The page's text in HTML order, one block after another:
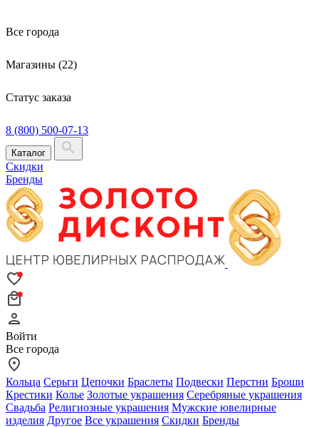
Все города
Магазины (22)
Статус заказа
8 (800) 500-07-13
Каталог
Скидки
Бренды
Войти
Все города
Кольца Серьги Цепочки Браслеты Подвески Перстни Броши
Крестики Колье Золотые украшения Серебряные украшения
Свадьба Религиозные украшения Мужские ювелирные
изделия Другое Все украшения Скидки Бренды